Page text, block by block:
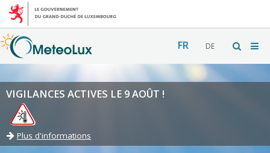
FR DE
VIGILANCES ACTIVES LE 9 AOÛT !
Plus d'informations